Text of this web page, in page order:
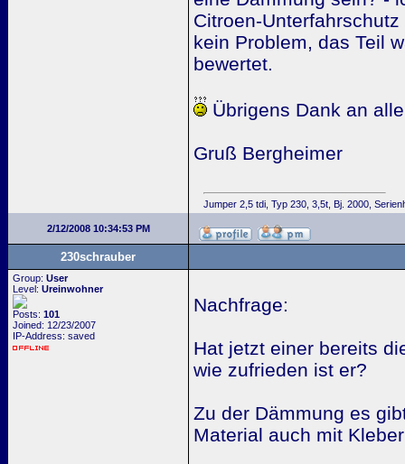
Citroen-
kein Problem, das Teil
bewertet.
Übrigens Dank an
Gruß Bergheimer
Jumper 2,5 tdi, Typ 230, 3,5t, Bj. 2000,
2/12/2008 10:34:53 PM
230schrauber
Group: User
Level: Ureinwohner
Posts: 101
Joined: 12/23/2007
IP-Address: saved
Nachfrage:
Hat jetzt einer bereits
wie zufrieden ist er?
Zu der Dämmung es
Material auch mit